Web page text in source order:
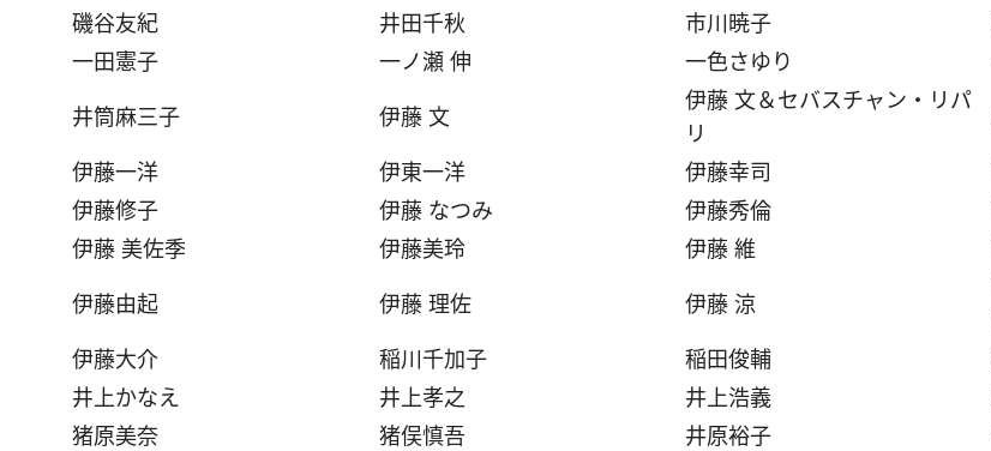
磯谷友紀
井田千秋 市川暁子
一田憲子
一ノ瀬 伸 一色さゆり
井筒麻三子
伊藤 文
伊藤 文＆セバスチャン・リパ
リ
伊藤一洋
伊東一洋 伊藤幸司
伊藤修子
伊藤 なつみ 伊藤秀倫
伊藤 美佐季
伊藤美玲 伊藤 維
伊藤由起
伊藤 理佐 伊藤 涼
伊藤大介
稲川千加子 稲田俊輔
井上かなえ
井上孝之 井上浩義
猪原美奈
猪俣慎吾 井原裕子